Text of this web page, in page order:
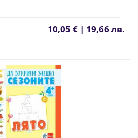
10,05 € | 19,66 лв.